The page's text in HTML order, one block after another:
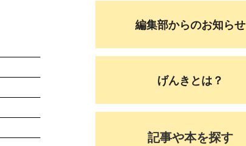
編集部からのお知らせ
げんきとは？
記事や本を探す